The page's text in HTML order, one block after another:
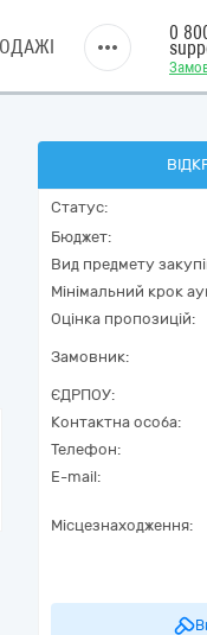
0
Статус:
Бюджет:
Вид предмету
Мінімальний крок
Оцінка пропозицій:
Замовник:
ЄДРПОУ:
Контактна особа:
Телефон:
E-mail:
Місцезнаходження: